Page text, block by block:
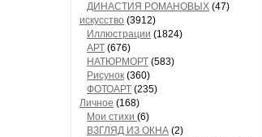
ДИНАСТИЯ РОМАНОВЫХ (47)
искусство (3912)
Иллюстрации (1824)
АРТ (676)
НАТЮРМОРТ (583)
Рисунок (360)
ФОТОАРТ (235)
Личное (168)
Мои стихи (6)
ВЗГЛЯД ИЗ ОКНА (2)